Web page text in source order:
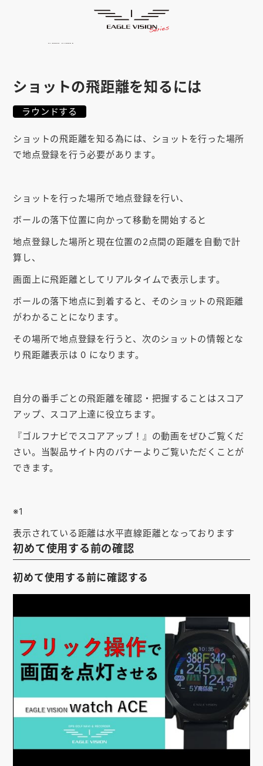
ゴルフナビ
ピンポジ君 PIN POSITION
対応コース
EVステーション
サポートSUPPORT
購入する
お知らせ
会社概要
お問い合わせ
ゴルフ場の方へ
使用方法
ショットの飛距離を知るには
ラウンドする
ショットの飛距離を知る為には、ショットを行った場所
で地点登録を行う必要があります。
ショットを行った場所で地点登録を行い、
ボールの落下位置に向かって移動を開始すると
地点登録した場所と現在位置の2点間の距離を自動で計
算し、
画面上に飛距離としてリアルタイムで表示します。
ボールの落下地点に到着すると、そのショットの飛距離
がわかることになります。
その場所で地点登録を行うと、次のショットの情報とな
り飛距離表示は 0 になります。
自分の番手ごとの飛距離を確認・把握することはスコア
アップ、スコア上達に役立ちます。
『ゴルフナビでスコアアップ！』の動画をぜひご覧くだ
さい。当製品サイト内のバナーよりご覧いただくことが
できます。
※1
表示されている距離は水平直線距離となっております
初めて使用する前の確認
初めて使用する前に確認する